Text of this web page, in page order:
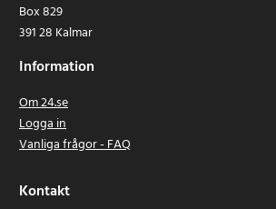
Box 829
391 28 Kalmar
Information
Om 24.se
Logga in
Vanliga frågor - FAQ
Kontakt